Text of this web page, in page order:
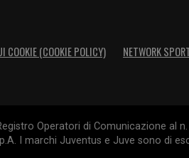
COOKIE (COOKIE POLICY) NETWORK
Operatori di Comunicazione al
I marchi Juventus e Juve sono di